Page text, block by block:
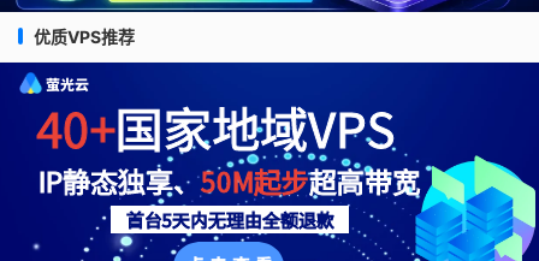
优质VPS推荐